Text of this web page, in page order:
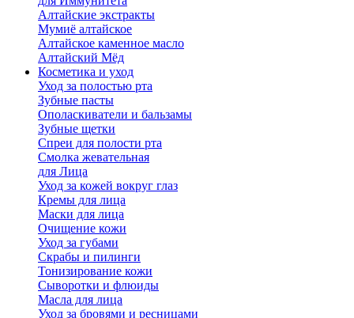
Алтайские экстракты
Мумиё алтайское
Алтайское каменное масло
Алтайский Мёд
Косметика и уход
Уход за полостью рта
Зубные пасты
Ополаскиватели и бальзамы
Зубные щетки
Спреи для полости рта
Смолка жевательная
для Лица
Уход за кожей вокруг глаз
Кремы для лица
Маски для лица
Очищение кожи
Уход за губами
Скрабы и пилинги
Тонизирование кожи
Сыворотки и флюиды
Масла для лица
Уход за бровями и ресницами